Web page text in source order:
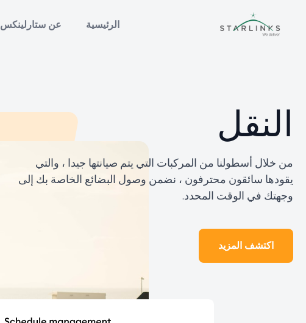
الرئيسية عن ستارلينكس
النقل
من خلال أسطولنا من المركبات التي يتم صيانتها جيدا ، والتي
يقودها سائقون محترفون ، نضمن وصول البضائع الخاصة بك إلى
وجهتك في الوقت المحدد.
اكتشف المزيد